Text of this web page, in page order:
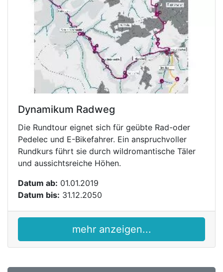
Dynamikum Radweg
Die Rundtour eignet sich für geübte Rad-oder
Pedelec und E-Bikefahrer. Ein anspruchvoller
Rundkurs führt sie durch wildromantische Täler
und aussichtsreiche Höhen.
Datum ab: 01.01.2019
Datum bis: 31.12.2050
mehr anzeigen...